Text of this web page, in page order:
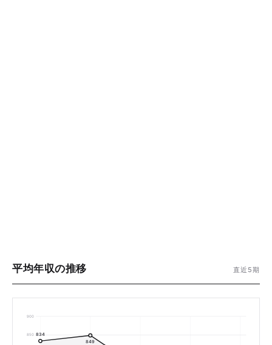
平均年収の推移 直近5期
900
850 834
849